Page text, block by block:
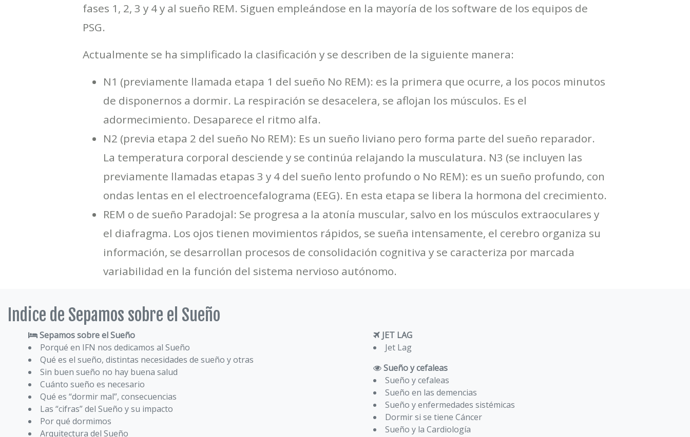
fases 1, 2, 3 y 4 y al sueño REM. Siguen empleándose en la mayoría de los software de los equipos de
PSG.
Actualmente se ha simplificado la clasificación y se describen de la siguiente manera:
N1 (previamente llamada etapa 1 del sueño No REM): es la primera que ocurre, a los pocos minutos
de disponernos a dormir. La respiración se desacelera, se aflojan los músculos. Es el
adormecimiento. Desaparece el ritmo alfa.
N2 (previa etapa 2 del sueño No REM): Es un sueño liviano pero forma parte del sueño reparador.
La temperatura corporal desciende y se continúa relajando la musculatura. N3 (se incluyen las
previamente llamadas etapas 3 y 4 del sueño lento profundo o No REM): es un sueño profundo, con
ondas lentas en el electroencefalograma (EEG). En esta etapa se libera la hormona del crecimiento.
REM o de sueño Paradojal: Se progresa a la atonía muscular, salvo en los músculos extraoculares y
el diafragma. Los ojos tienen movimientos rápidos, se sueña intensamente, el cerebro organiza su
información, se desarrollan procesos de consolidación cognitiva y se caracteriza por marcada
variabilidad en la función del sistema nervioso autónomo.
Indice de Sepamos sobre el Sueño
Sepamos sobre el Sueño
Porqué en IFN nos dedicamos al Sueño
Qué es el sueño, distintas necesidades de sueño y otras
Sin buen sueño no hay buena salud
Cuánto sueño es necesario
Qué es “dormir mal”, consecuencias
Las “cifras” del Sueño y su impacto
Por qué dormimos
Arquitectura del Sueño
JET LAG
Jet Lag
Sueño y cefaleas
Sueño y cefaleas
Sueño en las demencias
Sueño y enfermedades sistémicas
Dormir si se tiene Cáncer
Sueño y la Cardiología